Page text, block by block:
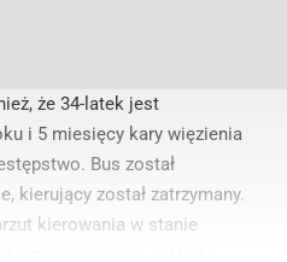
że 34-latek jest
i 5 miesięcy kary więzienia
Bus został
kierujący został zatrzymany.
kierowania w stanie